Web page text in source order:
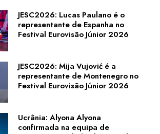
JESC2026: Lucas Paulano é o
representante de Espanha no
Festival Eurovisão Júnior 2026
JESC2026: Mija Vujović é a
representante de Montenegro no
Festival Eurovisão Júnior 2026
Ucrânia: Alyona Alyona
confirmada na equipa de